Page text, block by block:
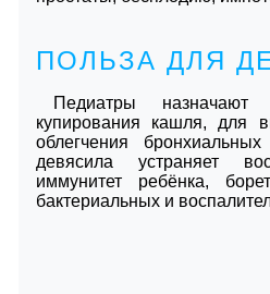
ПОЛЬЗА ДЛЯ
Педиатры
купирования кашля, для
облегчения
девясила устраняет
иммунитет ребёнка,
бактериальных и